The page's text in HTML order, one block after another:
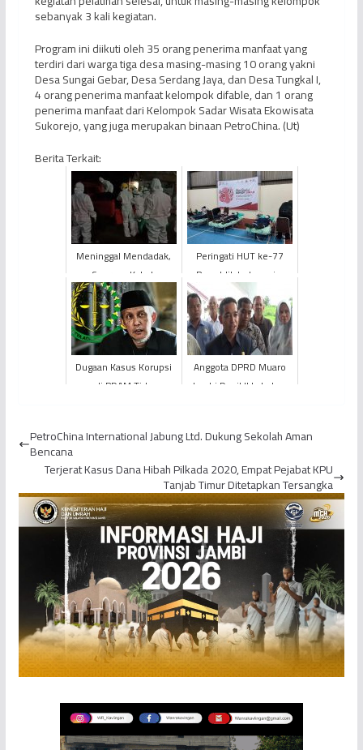
sebanyak 3 kali kegiatan.
Program ini diikuti oleh 35 orang penerima manfaat yang
terdiri dari warga tiga desa masing-masing 10 orang yakni
Desa Sungai Gebar, Desa Serdang Jaya, dan Desa Tungkal I,
4 orang penerima manfaat kelompok difable, dan 1 orang
penerima manfaat dari Kelompok Sadar Wisata Ekowisata
Sukorejo, yang juga merupakan binaan PetroChina. (Ut)
Berita Terkait:
Meninggal Mendadak,
Seorang Kakek
Dimakamkan Dengan
Protap Covid-19
Peringati HUT ke-77
Republik Indonesia,
PetroChina Gelar Aksi
Sosial Donor Darah
Dugaan Kasus Korupsi
di PDAM Tirta
dan DIRUT Di...
Anggota DPRD Muaro
Jambi Dapil II Lakukan
PetroChina International Jabung Ltd. Dukung Sekolah Aman
Bencana
Terjerat Kasus Dana Hibah Pilkada 2020, Empat Pejabat KPU
Tanjab Timur Ditetapkan Tersangka